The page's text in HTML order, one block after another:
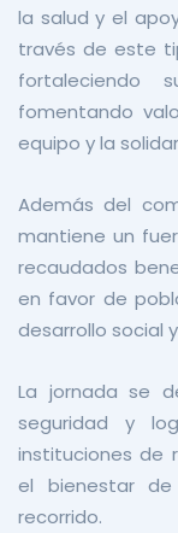
la salud y el
través de este
fortaleciendo
fomentando
equipo y la
Además del
mantiene un
recaudados
en favor de
desarrollo social
La jornada se
seguridad y
instituciones de
el bienestar
recorrido.